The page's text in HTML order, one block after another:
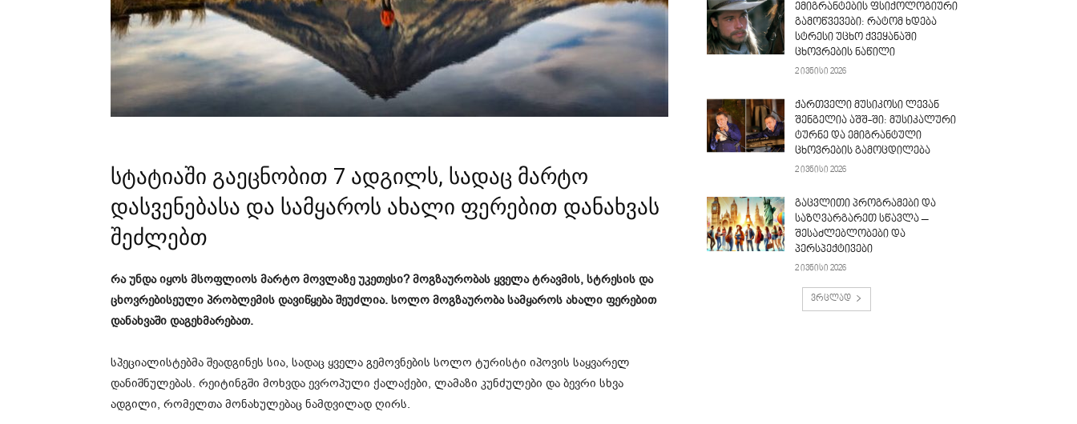
სტატიაში გაეცნობით 7 ადგილს, სადაც მარტო
დასვენებასა და სამყაროს ახალი ფერებით დანახვას
შეძლებთ
რა უნდა იყოს მსოფლიოს მარტო მოვლაზე უკეთესი? მოგზაურობას ყველა ტრავმის, სტრესის და
ცხოვრებისეული პრობლემის დავიწყება შეუძლია. სოლო მოგზაურობა სამყაროს ახალი ფერებით
დანახვაში დაგეხმარებათ.
სპეციალისტებმა შეადგინეს სია, სადაც ყველა გემოვნების სოლო ტურისტი იპოვის საყვარელ
დანიშნულებას. რეიტინგში მოხვდა ევროპული ქალაქები, ლამაზი კუნძულები და ბევრი სხვა
ადგილი, რომელთა მონახულებაც ნამდვილად ღირს.
ემიგრანტების ფსიქოლოგიური
გამოწვევები: რატომ ხდება
სტრესი უცხო ქვეყანაში
ცხოვრების ნაწილი
2 ივნისი 2026
ქართველი მუსიკოსი ლევან
შენგელია აშშ-ში: მუსიკალური
ტურნე და ემიგრანტული
ცხოვრების გამოცდილება
2 ივნისი 2026
გაცვლითი პროგრამები და
საზღვარგარეთ სწავლა –
შესაძლებლობები და
პერსპექტივები
2 ივნისი 2026
ვრცლად